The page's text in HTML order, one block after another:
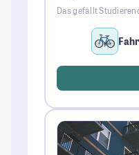
Das gefällt